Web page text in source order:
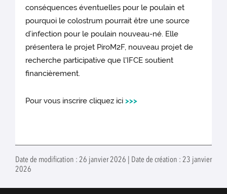
conséquences éventuelles pour le poulain et
pourquoi le colostrum pourrait être une source
d’infection pour le poulain nouveau-né. Elle
présentera le projet PiroM2F, nouveau projet de
recherche participative que l'IFCE soutient
financièrement.
Pour vous inscrire cliquez ici >>>
Date de modification : 26 janvier 2026 | Date de création : 23 janvier
2026